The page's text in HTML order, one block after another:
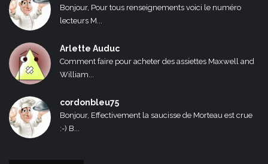
Bonjour, Pour tous renseignements voici le numéro
lecteurs M...
Arlette Auduc
Comment faire pour acheter des assiettes Maxwell and
William...
cordonbleu75
Bonjour, Effectivement la saucisse de Morteau est crue
:-) B...